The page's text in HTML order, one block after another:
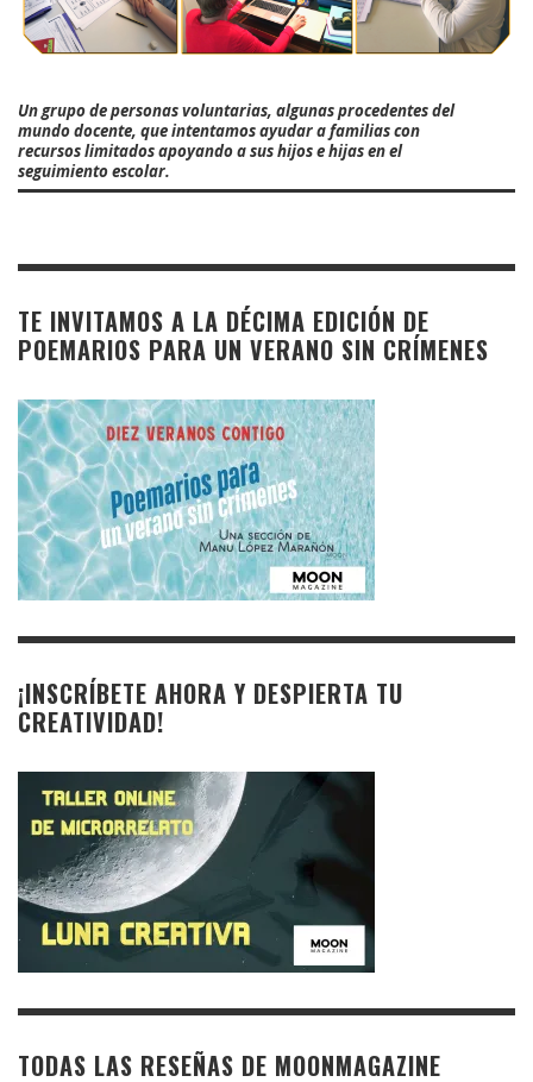
Un grupo de personas voluntarias, algunas procedentes del
mundo docente, que intentamos ayudar a familias con
recursos limitados apoyando a sus hijos e hijas en el
seguimiento escolar.
TE INVITAMOS A LA DÉCIMA EDICIÓN DE
POEMARIOS PARA UN VERANO SIN CRÍMENES
¡INSCRÍBETE AHORA Y DESPIERTA TU
CREATIVIDAD!
TODAS LAS RESEÑAS DE MOONMAGAZINE